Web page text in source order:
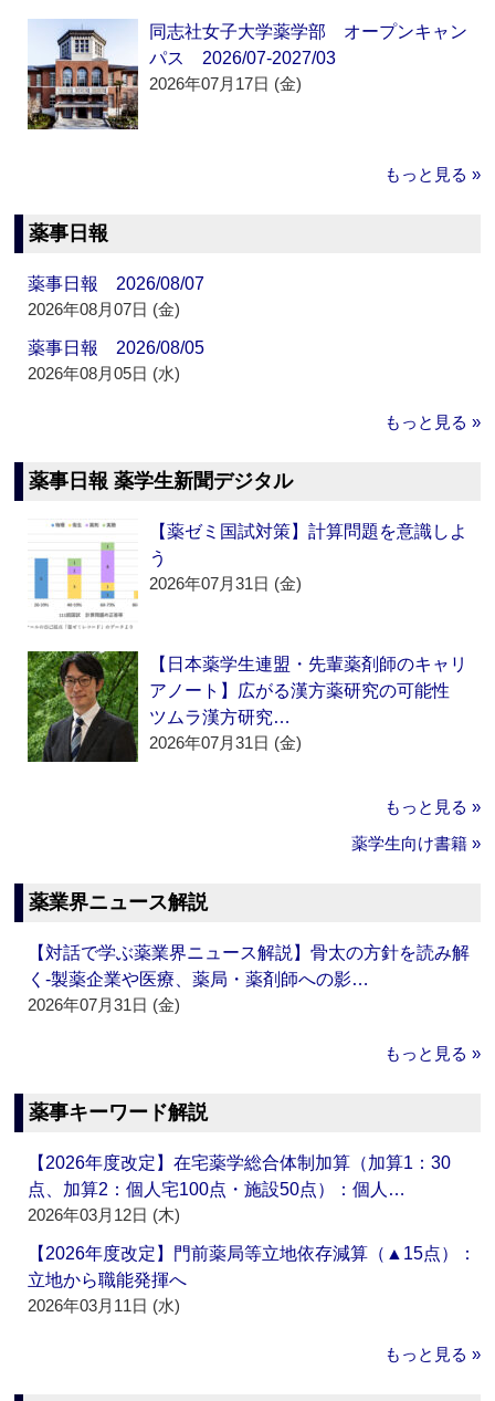
同志社女子大学薬学部 オープンキャン
パス 2026/07-2027/03
2026年07月17日 (金)
もっと見る »
薬事日報
薬事日報 2026/08/07
2026年08月07日 (金)
薬事日報 2026/08/05
2026年08月05日 (水)
もっと見る »
薬事日報 薬学生新聞デジタル
【薬ゼミ国試対策】計算問題を意識しよ
う
2026年07月31日 (金)
【日本薬学生連盟・先輩薬剤師のキャリ
アノート】広がる漢方薬研究の可能性
ツムラ漢方研究…
2026年07月31日 (金)
もっと見る »
薬学生向け書籍 »
薬業界ニュース解説
【対話で学ぶ薬業界ニュース解説】骨太の方針を読み解
く‐製薬企業や医療、薬局・薬剤師への影…
2026年07月31日 (金)
もっと見る »
薬事キーワード解説
【2026年度改定】在宅薬学総合体制加算（加算1：30
点、加算2：個人宅100点・施設50点）：個人…
2026年03月12日 (木)
【2026年度改定】門前薬局等立地依存減算（▲15点）：
立地から職能発揮へ
2026年03月11日 (水)
もっと見る »